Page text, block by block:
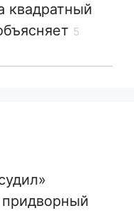
квадратный
5